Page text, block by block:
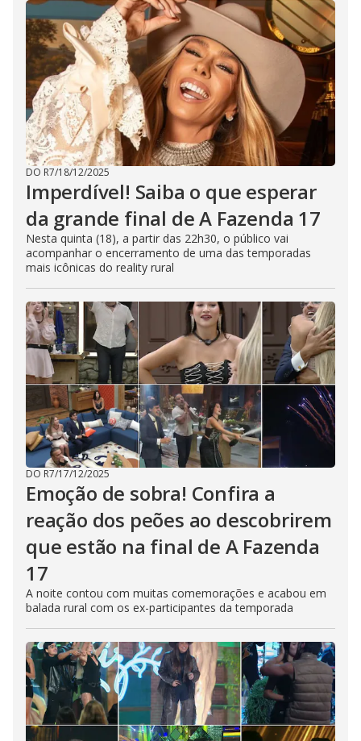
DO R7/18/12/2025
Imperdível! Saiba o que esperar
da grande final de A Fazenda 17
Nesta quinta (18), a partir das 22h30, o público vai
acompanhar o encerramento de uma das temporadas
mais icônicas do reality rural
DO R7/17/12/2025
Emoção de sobra! Confira a
reação dos peões ao descobrirem
que estão na final de A Fazenda
17
A noite contou com muitas comemorações e acabou em
balada rural com os ex-participantes da temporada